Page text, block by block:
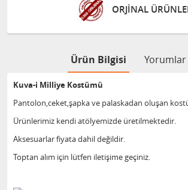
ORJİNAL ÜRÜNLER
Ürün Bilgisi Yorumlar
Kuva-i Milliye Kostümü
Pantolon,ceket,şapka ve palaskadan oluşan
Ürünlerimiz kendi atölyemizde üretilmektedir.
Aksesuarlar fiyata dahil değildir.
Toptan alım için lütfen iletişime geçiniz.